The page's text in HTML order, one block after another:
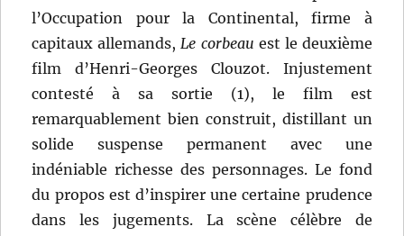
l’Occupation pour la Continental, firme à
capitaux allemands,Le corbeau est le deuxième
film d’Henri-Georges Clouzot. Injustement
contesté à sa sortie (1), le film est
remarquablement bien construit, distillant un
solide suspense permanent avec une
indéniable richesse des personnages. Le fond
du propos est d’inspirer une certaine prudence
dans les jugements. La scène célèbre de